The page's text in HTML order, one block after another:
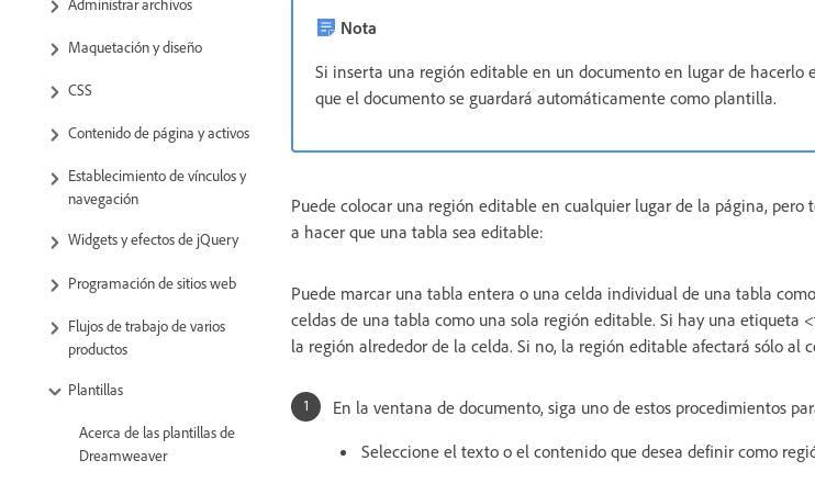
Maquetación y diseño
CSS
Contenido de página y activos
Establecimiento de vínculos y
navegación
Widgets y efectos de jQuery
Programación de sitios web
Flujos de trabajo de varios
productos
Plantillas
Acerca de las plantillas de
Dreamweaver
Nota
Si inserta una región editable en un documento en lugar de hacerlo
que el documento se guardará automáticamente como plantilla.
Puede colocar una región editable en cualquier lugar de la página, pero
a hacer que una tabla sea editable:
Puede marcar una tabla entera o una celda individual de una tabla
celdas de una tabla como una sola región editable. Si hay una etiqueta
la región alrededor de la celda. Si no, la región editable afectará sólo al
En la ventana de documento, siga uno de estos procedimientos
Seleccione el texto o el contenido que desea definir como